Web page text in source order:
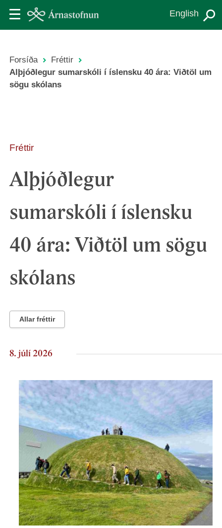
English
Leiðsagnarslóð
Forsíða
Fréttir
Alþjóðlegur sumarskóli í íslensku 40 ára: Viðtöl um
sögu skólans
Fréttir
Alþjóðlegur
sumarskóli í íslensku
40 ára: Viðtöl um sögu
skólans
Allar fréttir
8. júlí 2026